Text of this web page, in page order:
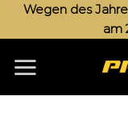
ZumWegen des
am